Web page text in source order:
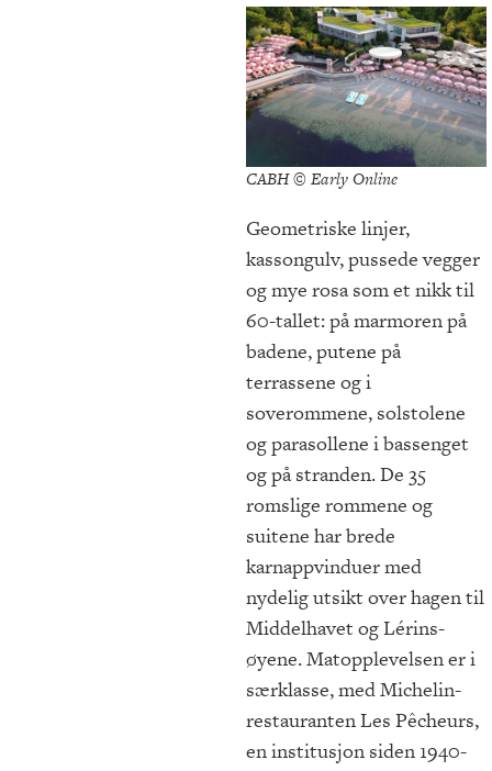
CABH © Early Online
Geometriske linjer,
kassongulv, pussede vegger
og mye rosa som et nikk til
60-tallet: på marmoren på
badene, putene på
terrassene og i
soverommene, solstolene
og parasollene i bassenget
og på stranden. De 35
romslige rommene og
suitene har brede
karnappvinduer med
nydelig utsikt over hagen til
Middelhavet og Lérins-
øyene. Matopplevelsen er i
særklasse, med Michelin-
restauranten Les Pêcheurs,
en institusjon siden 1940-